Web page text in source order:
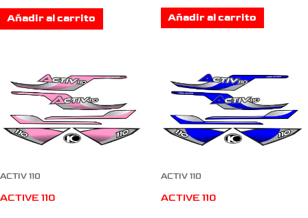
Añadir al carrito Añadir al carrito
ACTIV 110
ACTIVE 110
ACTIV 110
ACTIVE 110